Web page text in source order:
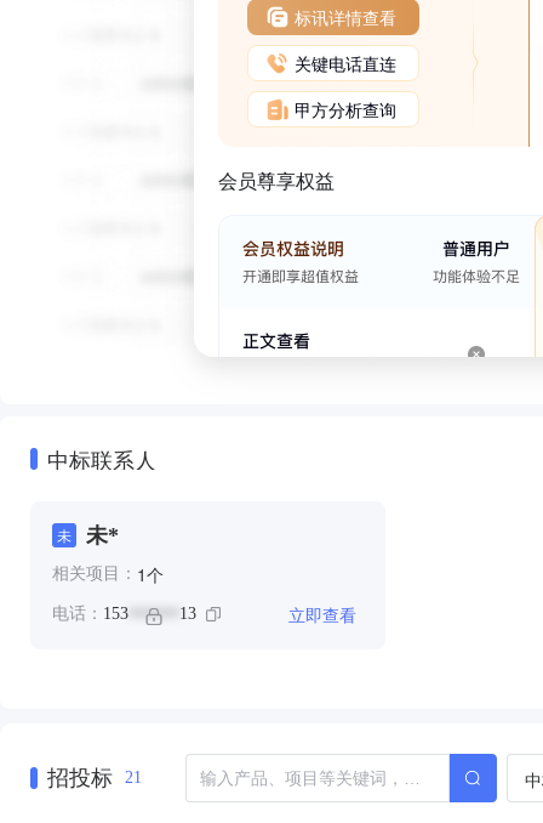
标讯详情查看
关键电话直连
甲方分析查询
会员尊享权益
中标联系人
未 未*
相关项目： 1个
电话： 153 ****** 13 立即查看
招投标 21